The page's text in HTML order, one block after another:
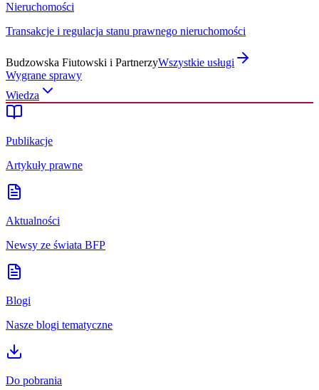
Nieruchomości
Transakcje i regulacja stanu prawnego nieruchomości
Budzowska Fiutowski i PartnerzyWszystkie usługi
Wygrane sprawy
Wiedza
Publikacje
Artykuły prawne
Aktualności
Newsy ze świata BFP
Blogi
Nasze blogi tematyczne
Do pobrania